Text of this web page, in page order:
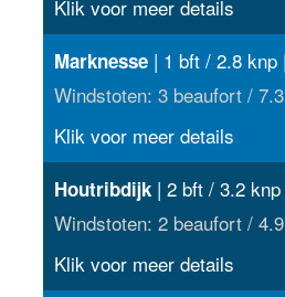
Klik voor meer details
Marknesse| 1 bft / 2.8 knp
Windstoten: 3 beaufort /
Klik voor meer details
Houtribdijk| 2 bft / 3.2 knp
Windstoten: 2 beaufort /
Klik voor meer details